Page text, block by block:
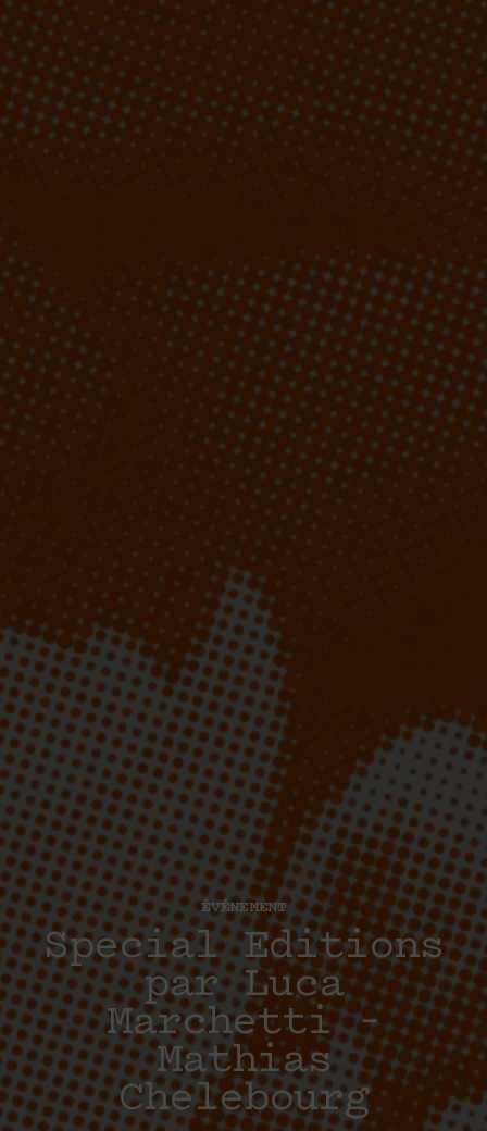
ÉVÉNEMENT
Special Editions
par Luca
Marchetti –
Mathias
Chelebourg